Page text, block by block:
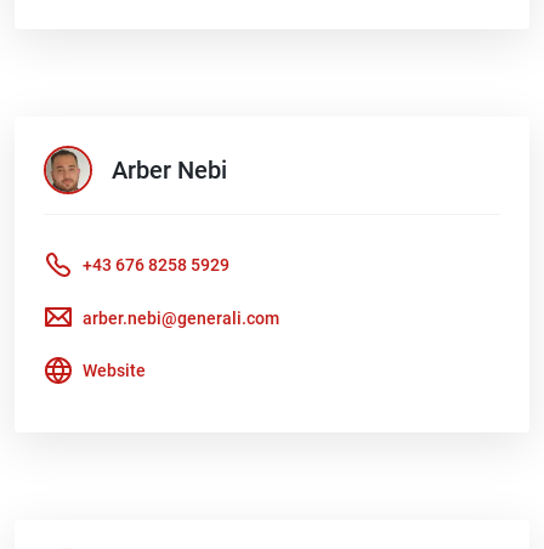
Arber Nebi
+43 676 8258 5929
arber.nebi@generali.com
Website